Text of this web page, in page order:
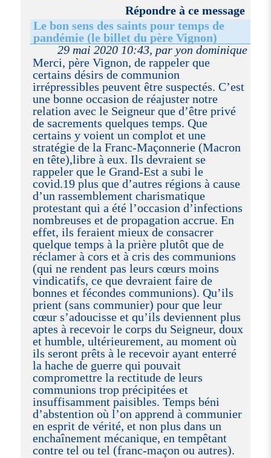
Répondre à ce message
Le bon sens des saints pour temps de
pandémie (le billet du père Vignon)
29 mai 2020 10:43, par yon dominique
Merci, père Vignon, de rappeler que
certains désirs de communion
irrépressibles peuvent être suspectés. C’est
une bonne occasion de réajuster notre
relation avec le Seigneur que d’être privé
de sacrements quelques temps. Que
certains y voient un complot et une
stratégie de la Franc-Maçonnerie (Macron
en tête),libre à eux. Ils devraient se
rappeler que le Grand-Est a subi le
covid.19 plus que d’autres régions à cause
d’un rassemblement charismatique
protestant qui a été l’occasion d’infections
nombreuses et de propagation accrue. En
effet, ils feraient mieux de consacrer
quelque temps à la prière plutôt que de
réclamer à cors et à cris des communions
(qui ne rendent pas leurs cœurs moins
vindicatifs, ce que devraient faire de
bonnes et fécondes communions). Qu’ils
prient (sans communier) pour que leur
cœur s’adoucisse et qu’ils deviennent plus
aptes à recevoir le corps du Seigneur, doux
et humble, ultérieurement, au moment où
ils seront prêts à le recevoir ayant enterré
la hache de guerre qui pouvait
compromettre la rectitude de leurs
communions trop précipitées et
insuffisamment paisibles. Temps béni
d’abstention où l’on apprend à communier
en esprit de vérité, et non plus dans un
enchaînement mécanique, en tempêtant
contre tel ou tel (franc-maçon ou autres).